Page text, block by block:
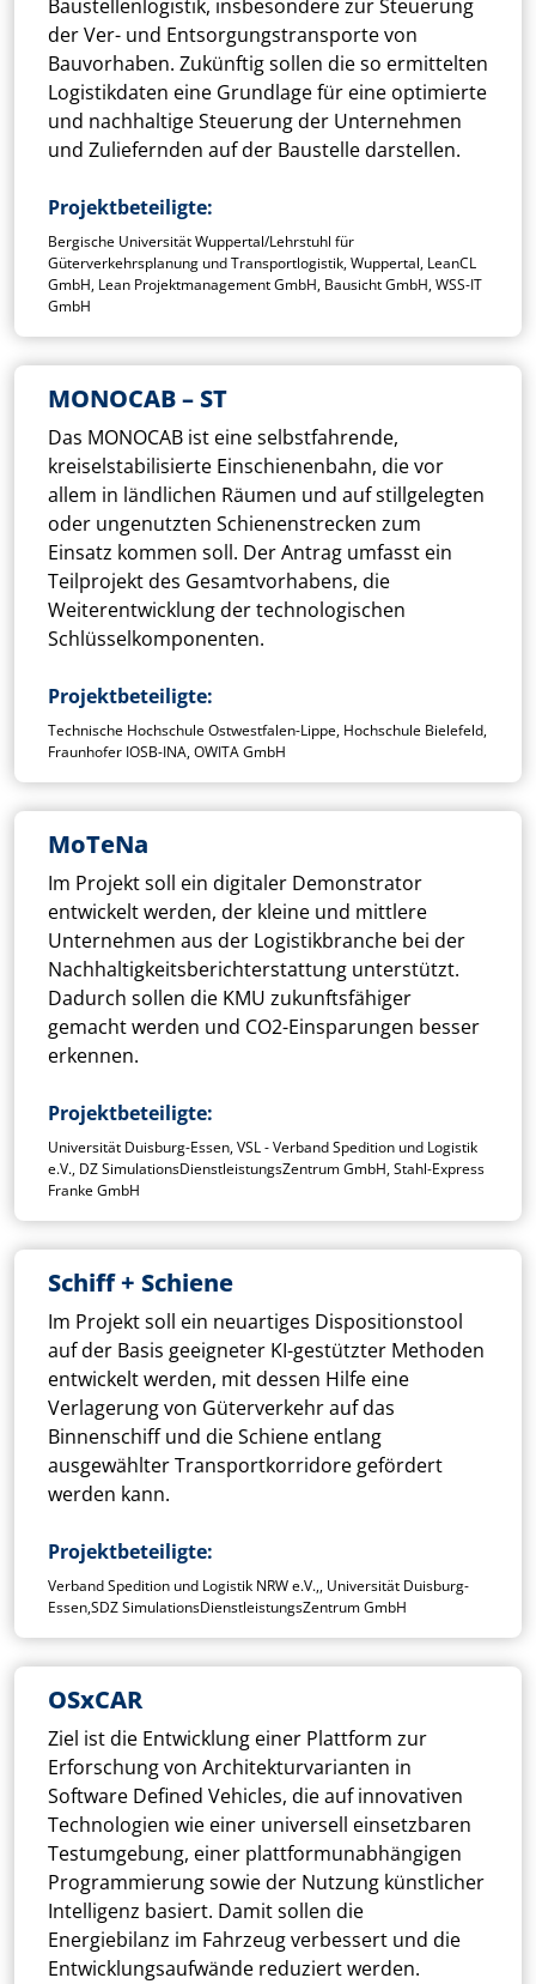
Baustellenlogistik, insbesondere zur Steuerung
der Ver- und Entsorgungstransporte von
Bauvorhaben. Zukünftig sollen die so ermittelten
Logistikdaten eine Grundlage für eine optimierte
und nachhaltige Steuerung der Unternehmen
und Zuliefernden auf der Baustelle darstellen.
Projektbeteiligte
Bergische Universität Wuppertal/Lehrstuhl für
Güterverkehrsplanung und Transportlogistik, Wuppertal, LeanCL
GmbH, Lean Projektmanagement GmbH, Bausicht GmbH, WSS-IT
GmbH
MONOCAB – ST
Das MONOCAB ist eine selbstfahrende,
kreiselstabilisierte Einschienenbahn, die vor
allem in ländlichen Räumen und auf stillgelegten
oder ungenutzten Schienenstrecken zum
Einsatz kommen soll. Der Antrag umfasst ein
Teilprojekt des Gesamtvorhabens, die
Weiterentwicklung der technologischen
Schlüsselkomponenten.
Projektbeteiligte
Technische Hochschule Ostwestfalen-Lippe, Hochschule Bielefeld,
Fraunhofer IOSB-INA, OWITA GmbH
MoTeNa
Im Projekt soll ein digitaler Demonstrator
entwickelt werden, der kleine und mittlere
Unternehmen aus der Logistikbranche bei der
Nachhaltigkeitsberichterstattung unterstützt.
Dadurch sollen die KMU zukunftsfähiger
gemacht werden und CO2-Einsparungen besser
erkennen.
Projektbeteiligte
Universität Duisburg-Essen, VSL - Verband Spedition und Logistik
e.V., DZ SimulationsDienstleistungsZentrum GmbH, Stahl-Express
Franke GmbH
Schiff + Schiene
Im Projekt soll ein neuartiges Dispositionstool
auf der Basis geeigneter KI-gestützter Methoden
entwickelt werden, mit dessen Hilfe eine
Verlagerung von Güterverkehr auf das
Binnenschiff und die Schiene entlang
ausgewählter Transportkorridore gefördert
werden kann.
Projektbeteiligte
Verband Spedition und Logistik NRW e.V.,, Universität Duisburg-
Essen,SDZ SimulationsDienstleistungsZentrum GmbH
OSxCAR
Ziel ist die Entwicklung einer Plattform zur
Erforschung von Architekturvarianten in
Software Deﬁned Vehicles, die auf innovativen
Technologien wie einer universell einsetzbaren
Testumgebung, einer plattformunabhängigen
Programmierung sowie der Nutzung künstlicher
Intelligenz basiert. Damit sollen die
Energiebilanz im Fahrzeug verbessert und die
Entwicklungsaufwände reduziert werden.